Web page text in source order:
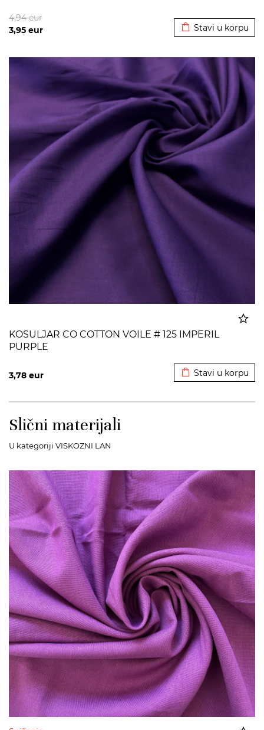
3,95 eur
4,94eur
Stavi u korpu
KOSULJAR CO COTTON VOILE # 125 IMPERIL
PURPLE
3,78 eur Stavi u korpu
Slični materijali
U kategoriji VISKOZNI LAN